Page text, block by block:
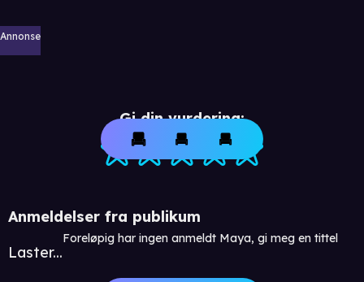
Annonse
Gi din vurdering:
Anmeldelser fra publikum
Laster...
Foreløpig har ingen anmeldt Maya, gi meg en tittel